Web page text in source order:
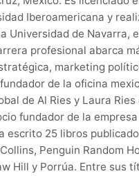
Iberoamericana y
Universidad de Navarra,
profesional abarca
marketing
de la oficina
de Al Ries y Laura Ries
fundador de la
escrito 25 libros
Penguin Random
Hill y Porrúa. Entre sus